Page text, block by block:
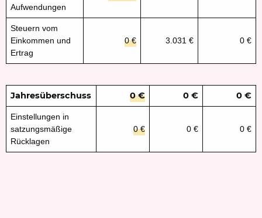
Aufwendungen
Steuern vom
Einkommen und
Ertrag
0 € 3.031 € 0 €
Jahresüberschuss 0 € 0 € 0 €
Einstellungen in
satzungsmäßige
Rücklagen
0 € 0 € 0 €